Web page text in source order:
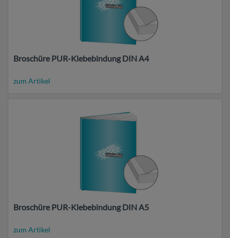
Broschüre PUR-Klebebindung DIN A4
zum Artikel
Broschüre PUR-Klebebindung DIN A5
zum Artikel